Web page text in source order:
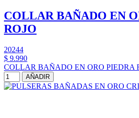
COLLAR BAÑADO EN
ROJO
20244
$ 9.990
COLLAR BAÑADO EN ORO PIEDRA
AÑADIR